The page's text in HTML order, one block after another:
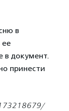
в
ее
в документ.
принести